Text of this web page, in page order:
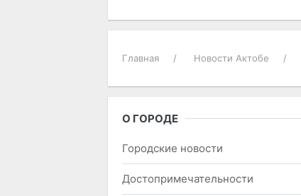
Главная Новости Актобе
О ГОРОДЕ
Городские новости
Достопримечательности